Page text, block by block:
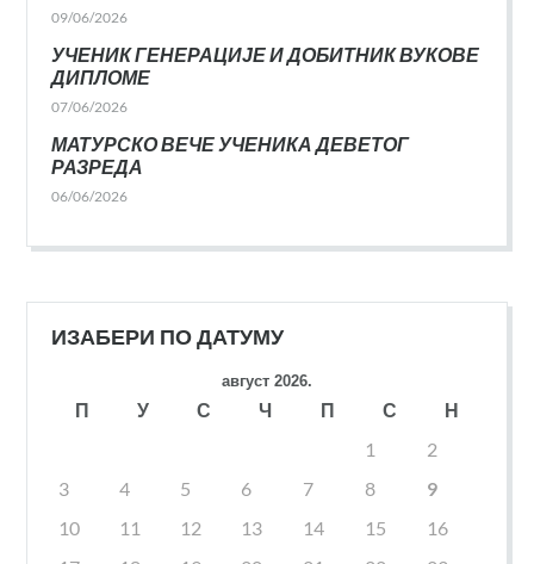
09/06/2026
УЧЕНИК ГЕНЕРАЦИЈЕ И ДОБИТНИК ВУКОВЕ
ДИПЛОМЕ
07/06/2026
МАТУРСКО ВЕЧЕ УЧЕНИКА ДЕВЕТОГ
РАЗРЕДА
06/06/2026
ИЗАБЕРИ ПО ДАТУМУ
август 2026.
П У С Ч П С
Н
1
2
3
4 5 6 7 8
9
10
11 12 13 14 15
16